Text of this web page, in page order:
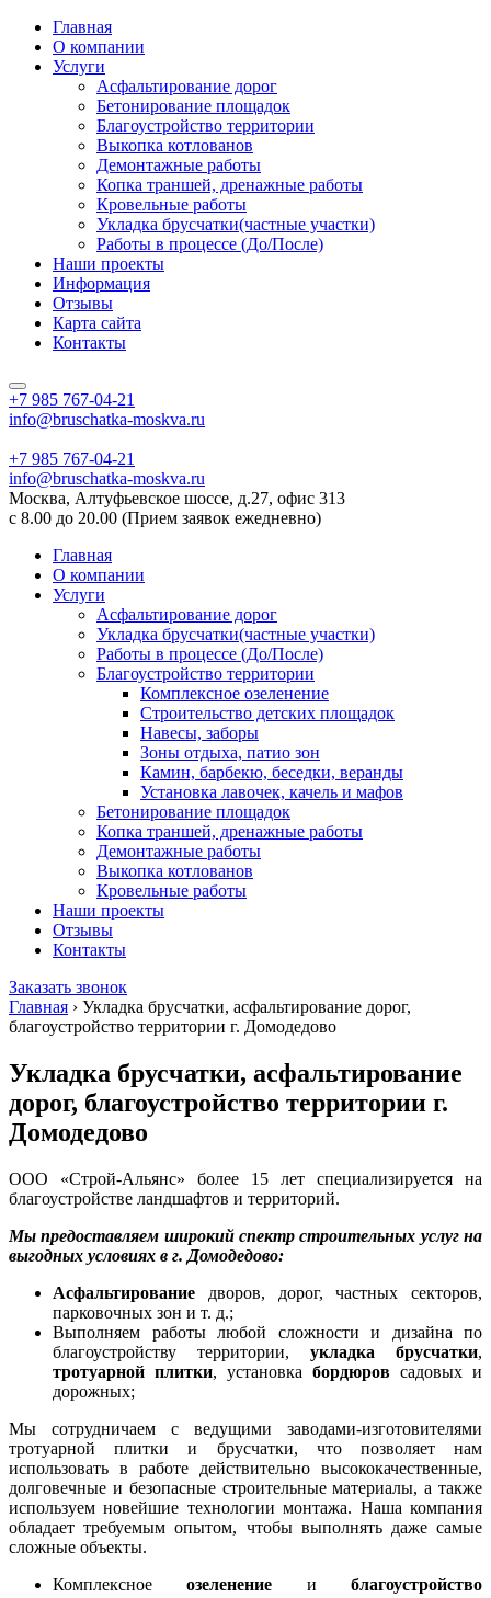
Главная
О компании
Услуги
Асфальтирование дорог
Бетонирование площадок
Благоустройство территории
Выкопка котлованов
Демонтажные работы
Копка траншей, дренажные работы
Кровельные работы
Укладка брусчатки(частные участки)
Работы в процессе (До/После)
Наши проекты
Информация
Отзывы
Карта сайта
Контакты
+7 985 767-04-21
info@bruschatka-moskva.ru
+7 985 767-04-21
info@bruschatka-moskva.ru
Москва, Алтуфьевское шоссе, д.27, офис 313
с 8.00 до 20.00 (Прием заявок ежедневно)
Главная
О компании
Услуги
Асфальтирование дорог
Укладка брусчатки(частные участки)
Работы в процессе (До/После)
Благоустройство территории
Комплексное озеленение
Строительство детских площадок
Навесы, заборы
Зоны отдыха, патио зон
Камин, барбекю, беседки, веранды
Установка лавочек, качель и мафов
Бетонирование площадок
Копка траншей, дренажные работы
Демонтажные работы
Выкопка котлованов
Кровельные работы
Наши проекты
Отзывы
Контакты
Заказать звонок
Главная › Укладка брусчатки, асфальтирование дорог,
благоустройство территории г. Домодедово
Укладка брусчатки, асфальтирование
дорог, благоустройство территории г.
Домодедово
ООО «Строй-Альянс» более 15 лет специализируется на
благоустройстве ландшафтов и территорий.
Мы предоставляем широкий спектр строительных услуг на
выгодных условиях в г. Домодедово:
Асфальтирование дворов, дорог, частных секторов,
парковочных зон и т. д.;
Выполняем работы любой сложности и дизайна по
благоустройству территории, укладка брусчатки,
тротуарной плитки, установка бордюров садовых и
дорожных;
Мы сотрудничаем с ведущими заводами-изготовителями
тротуарной плитки и брусчатки, что позволяет нам
использовать в работе действительно высококачественные,
долговечные и безопасные строительные материалы, а также
используем новейшие технологии монтажа. Наша компания
обладает требуемым опытом, чтобы выполнять даже самые
сложные объекты.
Комплексноеозеленение иблагоустройство